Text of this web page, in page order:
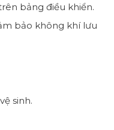
bảng điều khiển.
bảo không khí lưu
sinh.